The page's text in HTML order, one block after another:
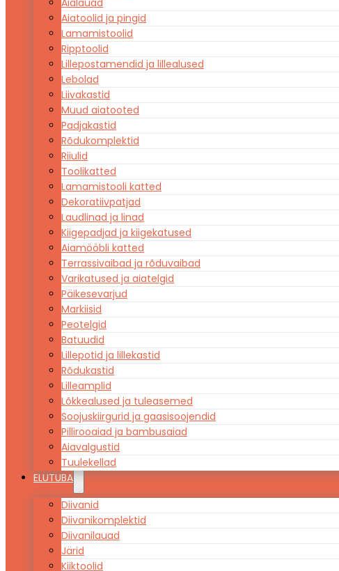
Aialauad
Aiatoolid ja pingid
Lamamistoolid
Ripptoolid
Lillepostamendid ja lillealused
Lebolad
Liivakastid
Muud aiatooted
Padjakastid
Rõdukomplektid
Riiulid
Toolikatted
Lamamistooli katted
Dekoratiivpatjad
Laudlinad ja linad
Kiigepadjad ja kiigekatused
Aiamööbli katted
Terrassivaibad ja rõduvaibad
Varikatused ja aiatelgid
Päikesevarjud
Markiisid
Peotelgid
Batuudid
Lillepotid ja lillekastid
Rõdukastid
Lilleamplid
Lõkkealused ja tuleasemed
Soojuskiirgurid ja gaasisoojendid
Pillirooaiad ja bambusaiad
Aiavalgustid
Tuulekellad
ELUTUBA
Diivanid
Diivanikomplektid
Diivanilauad
Järid
Kiiktoolid